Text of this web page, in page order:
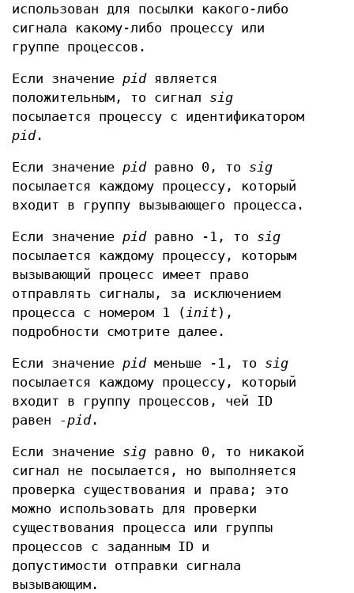
использован для посылки какого-либо
сигнала какому-либо процессу или
группе процессов.
Если значение pidявляется
положительным, то сигнал sig
посылается процессу с идентификатором
pid.
Если значение pidравно 0, то sig
посылается каждому процессу, который
входит в группу вызывающего процесса.
Если значение pidравно -1, то sig
посылается каждому процессу, которым
вызывающий процесс имеет право
отправлять сигналы, за исключением
процесса с номером 1 ( init),
подробности смотрите далее.
Если значение pidменьше -1, то sig
посылается каждому процессу, который
входит в группу процессов, чей ID
равен
-pid.
Если значение sig равно 0, то никакой
сигнал не посылается, но выполняется
проверка существования и права; это
можно использовать для проверки
существования процесса или группы
процессов с заданным ID и
допустимости отправки сигнала
вызывающим.